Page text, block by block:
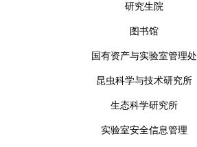
研究生院
图书馆
国有资产与实验室管理处
昆虫科学与技术研究所
生态科学研究所
实验室安全信息管理